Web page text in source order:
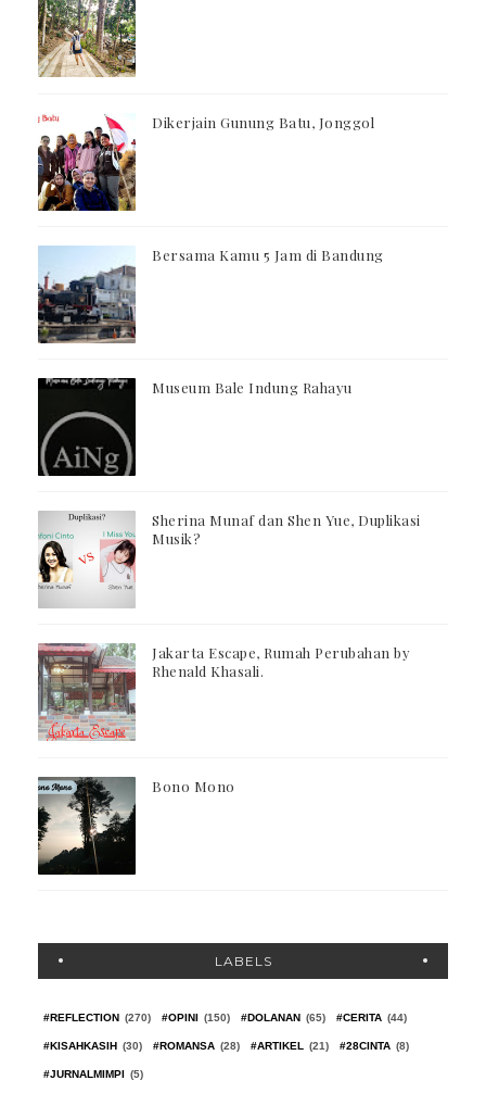
Dikerjain Gunung Batu, Jonggol
Bersama Kamu 5 Jam di Bandung
Museum Bale Indung Rahayu
Sherina Munaf dan Shen Yue, Duplikasi
Musik?
Jakarta Escape, Rumah Perubahan by
Rhenald Khasali.
Bono Mono
LABELS
#REFLECTION (270) #OPINI (150) #DOLANAN (65) #CERITA (44)
#KISAHKASIH (30) #ROMANSA (28) #ARTIKEL (21) #28CINTA (8)
#JURNALMIMPI (5)